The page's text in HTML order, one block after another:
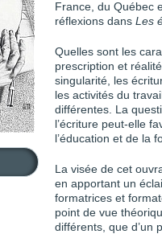
France, du Québec
réflexions dans Les
Quelles sont les
prescription et
singularité, les
les activités du
différentes. La
l’écriture peut-elle
l’éducation et de la
La visée de cet
en apportant un
formatrices et
point de vue
différents, que d’un